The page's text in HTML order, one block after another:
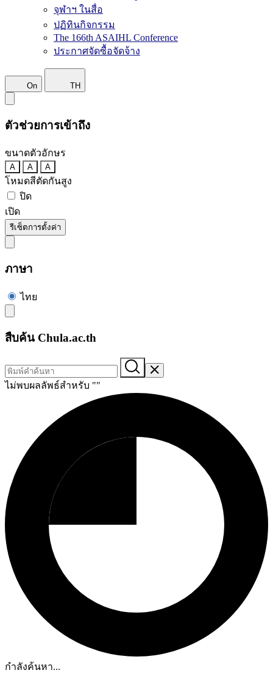
จุฬาฯ ในสื่อ
ปฏิทินกิจกรรม
The 166th ASAIHL Conference
ประกาศจัดซื้อจัดจ้าง
On TH
ตัวช่วยการเข้าถึง
ขนาดตัวอักษร
A A A
โหมดสีตัดกันสูง
ปิด
เปิด
รีเซ็ตการตั้งค่า
ภาษา
ไทย
สืบค้น Chula.ac.th
ไม่พบผลลัพธ์สำหรับ ""
กำลังค้นหา...